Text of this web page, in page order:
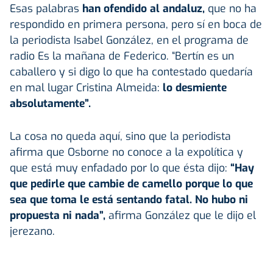
Esas palabras han ofendido al andaluz, que no ha
respondido en primera persona, pero sí en boca de
la periodista Isabel González, en el programa de
radio Es la mañana de Federico. “Bertín es un
caballero y si digo lo que ha contestado quedaría
en mal lugar Cristina Almeida: lo desmiente
absolutamente”.
La cosa no queda aquí, sino que la periodista
afirma que Osborne no conoce a la expolítica y
que está muy enfadado por lo que ésta dijo: “Hay
que pedirle que cambie de camello porque lo que
sea que toma le está sentando fatal. No hubo ni
propuesta ni nada”, afirma González que le dijo el
jerezano.